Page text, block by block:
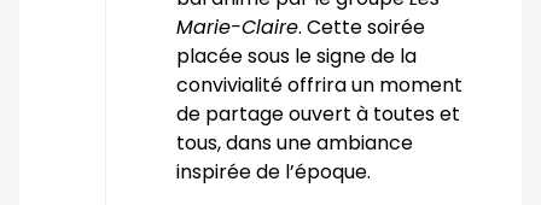
Marie-Claire. Cette soirée
placée sous le signe de la
convivialité offrira un moment
de partage ouvert à toutes et
tous, dans une ambiance
inspirée de l’époque.